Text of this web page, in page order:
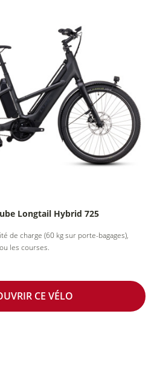
Longtail Hybrid 725
de charge (60 kg sur porte-bagages),
les courses.
CE VÉLO